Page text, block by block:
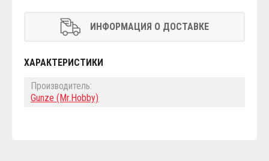
ИНФОРМАЦИЯ О ДОСТАВКЕ
ХАРАКТЕРИСТИКИ
Производитель:
Gunze (Mr.Hobby)